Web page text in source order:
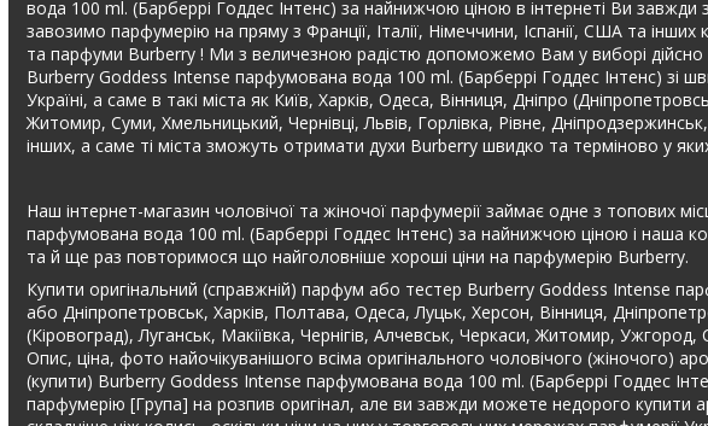
вода 100 ml. (Барберрі Годдес Інтенс) за найнижчою ціною в інтернеті Ви
завозимо парфумерію на пряму з Франції, Італії, Німеччини, Іспанії, США та
та парфуми Burberry ! Ми з величезною радістю допоможемо Вам у виборі
Burberry Goddess Intense парфумована вода 100 ml. (Барберрі Годдес Інтенс)
Україні, а саме в такі міста як Київ, Харків, Одеса, Вінниця, Дніпро
Житомир, Суми, Хмельницький, Чернівці, Львів, Горлівка, Рівне,
інших, а саме ті міста зможуть отримати духи Burberry швидко та терміново у
Наш інтернет-магазин чоловічої та жіночої парфумерії займає одне з топових
парфумована вода 100 ml. (Барберрі Годдес Інтенс) за найнижчою ціною і наша
та й ще раз повторимося що найголовніше хороші ціни на парфумерію Burberry.
Купити оригінальний (справжній) парфум або тестер Burberry Goddess Intense
або Дніпропетровськ, Харків, Полтава, Одеса, Луцьк, Херсон, Вінниця,
(Кіровоград), Луганськ, Макіївка, Чернігів, Алчевськ, Черкаси, Житомир,
Опис, ціна, фото найочікуванішого всіма оригінального чоловічого
(купити) Burberry Goddess Intense парфумована вода 100 ml. (Барберрі Годдес
парфумерію [Група] на розпив оригінал, але ви завжди можете недорого купити